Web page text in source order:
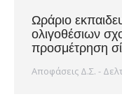
Ωράριο
ολιγοθέσιων
προσμέτρηση
Αποφάσεις Δ.Σ. -